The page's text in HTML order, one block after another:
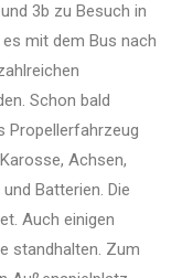
3b zu Besuch in
mit dem Bus nach
Schon bald
Propellerfahrzeug
Achsen,
Batterien. Die
Auch einigen
standhalten. Zum